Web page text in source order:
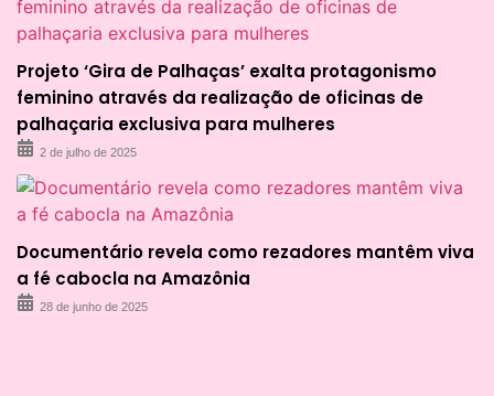
Projeto ‘Gira de Palhaças’ exalta protagonismo
feminino através da realização de oficinas de
palhaçaria exclusiva para mulheres
2 de julho de 2025
Documentário revela como rezadores mantêm viva
a fé cabocla na Amazônia
28 de junho de 2025